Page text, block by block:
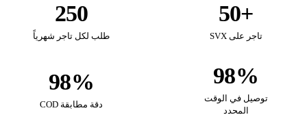
+50
تاجر على SVX
250
طلب لكل تاجر شهرياً
98%
توصيل في الوقت
المحدد
98%
دقة مطابقة COD